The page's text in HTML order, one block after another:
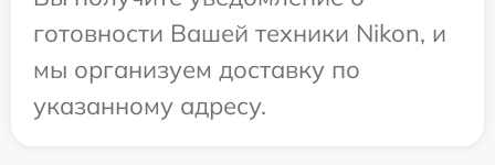
готовности Вашей техники Nikon, и
мы организуем доставку по
указанному адресу.